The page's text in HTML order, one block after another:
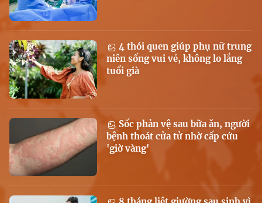
4 thói quen giúp phụ nữ trung
niên sống vui vẻ, không lo lắng
tuổi già
Sốc phản vệ sau bữa ăn, người
bệnh thoát cửa tử nhờ cấp cứu
'giờ vàng'